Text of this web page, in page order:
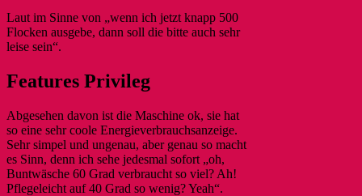
Laut im Sinne von „wenn ich jetzt knapp 500
Flocken ausgebe, dann soll die bitte auch sehr
leise sein“.
Features Privileg
Abgesehen davon ist die Maschine ok, sie hat
so eine sehr coole Energieverbrauchsanzeige.
Sehr simpel und ungenau, aber genau so macht
es Sinn, denn ich sehe jedesmal sofort „oh,
Buntwäsche 60 Grad verbraucht so viel? Ah!
Pflegeleicht auf 40 Grad so wenig? Yeah“.